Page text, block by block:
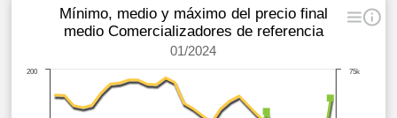
Mínimo, medio y máximo del precio final
medio Comercializadores de referencia
01/2024
75k
200